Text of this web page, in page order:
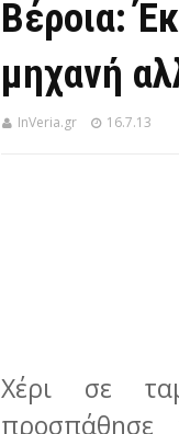
Βέροια:
μηχανή
InVeria.gr 16.7.13
Χέρι σε
προσπάθησε